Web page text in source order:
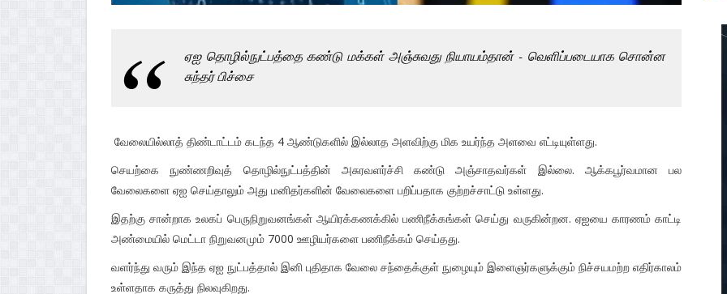
ஏஐ தொழில்நுட்பத்தை கண்டு மக்கள் அஞ்சுவது நியாயம்தான் - வெளிப்படையாக சொன்ன
சுந்தர் பிச்சை
வேலையில்லாத் திண்டாட்டம் கடந்த 4 ஆண்டுகளில் இல்லாத அளவிற்கு மிக உயர்ந்த அளவை எட்டியுள்ளது.
செயற்கை நுண்ணறிவுத் தொழில்நுட்பத்தின் அசுரவளர்ச்சி கண்டு அஞ்சாதவர்கள் இல்லை. ஆக்கபூர்வமான பல
வேலைகளை ஏஐ செய்தாலும் அது மனிதர்களின் வேலைகளை பறிப்பதாக குற்றச்சாட்டு உள்ளது.
இதற்கு சான்றாக உலகப் பெருநிறுவனங்கள் ஆயிரக்கணக்கில் பணிநீக்கங்கள் செய்து வருகின்றன. ஏஐயை காரணம் காட்டி
அண்மையில் மெட்டா நிறுவனமும் 7000 ஊழியர்களை பணிநீக்கம் செய்தது.
வளர்ந்து வரும் இந்த ஏஐ நுட்பத்தால் இனி புதிதாக வேலை சந்தைக்குள் நுழையும் இளைஞர்களுக்கும் நிச்சயமற்ற எதிர்காலம்
உள்ளதாக கருத்து நிலவுகிறது.